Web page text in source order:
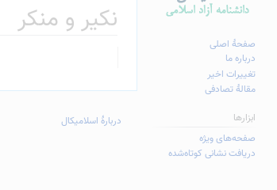
نکیر و منکر
ناوبری
جستجو
صفحهٔ اصلی
درباره ما
تغییرات اخیر
مقالهٔ تصادفی
ابزارها
صفحه‌های ویژه
دریافت نشانی کوتاه‌شده
دربارهٔ اسلامیکال